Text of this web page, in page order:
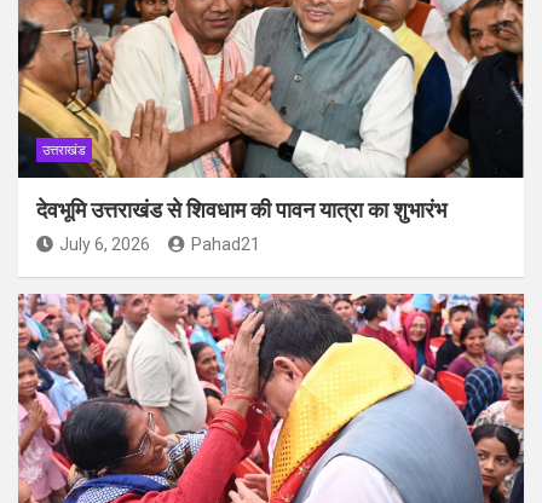
उत्तराखंड
देवभूमि उत्तराखंड से शिवधाम की पावन यात्रा का शुभारंभ
July 6, 2026 Pahad21